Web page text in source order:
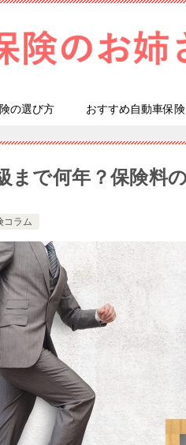
の選び方 おすすめ自動車保
まで何年？保険料
コラム